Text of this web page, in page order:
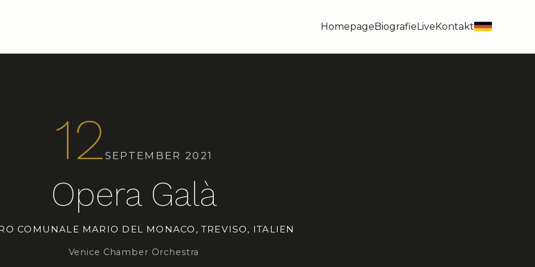
HomepageBiografieLiveKontakt de
12 SEPTEMBER 2021
Opera Galà
COMUNALE MARIO DEL MONACO, TREVISO, ITALIEN
Venice Chamber Orchestra